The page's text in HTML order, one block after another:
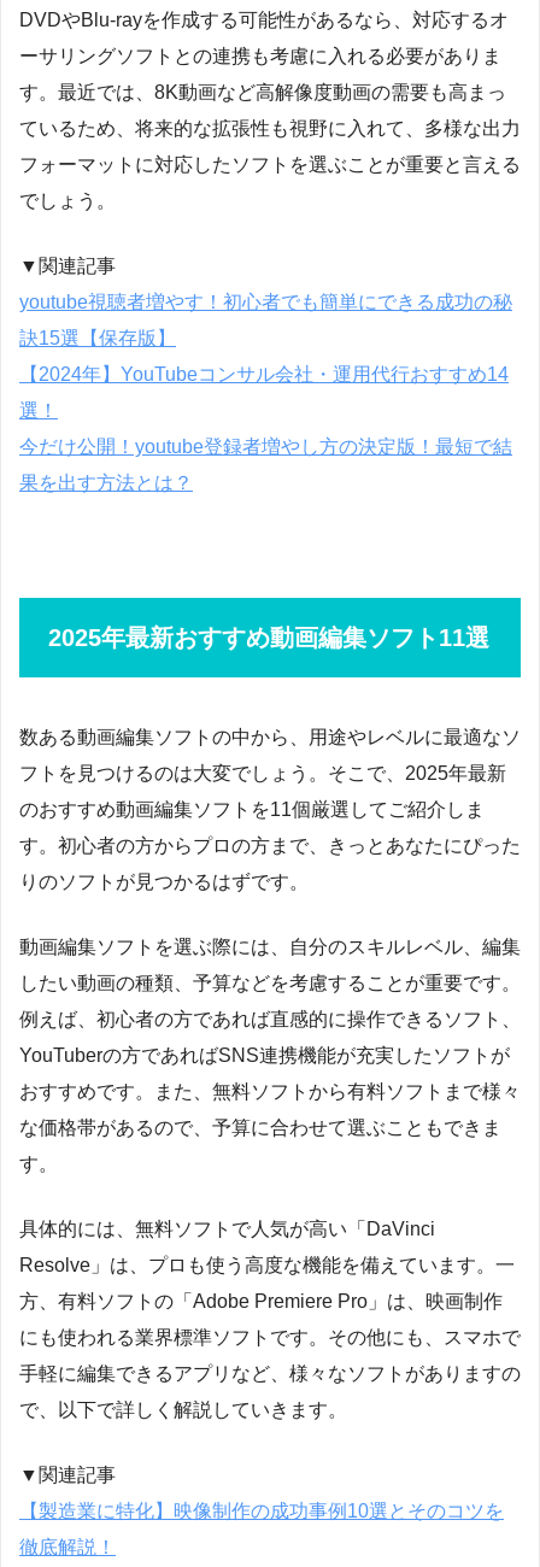
DVDやBlu-rayを作成する可能性があるなら、対応するオ
ーサリングソフトとの連携も考慮に入れる必要がありま
す。最近では、8K動画など高解像度動画の需要も高まっ
ているため、将来的な拡張性も視野に入れて、多様な出力
フォーマットに対応したソフトを選ぶことが重要と言える
でしょう。
▼関連記事
youtube視聴者増やす！初心者でも簡単にできる成功の秘
訣15選【保存版】
【2024年】YouTubeコンサル会社・運用代行おすすめ14
選！
今だけ公開！youtube登録者増やし方の決定版！最短で結
果を出す方法とは？
2025年最新おすすめ動画編集ソフト11選
数ある動画編集ソフトの中から、用途やレベルに最適なソ
フトを見つけるのは大変でしょう。そこで、2025年最新
のおすすめ動画編集ソフトを11個厳選してご紹介しま
す。初心者の方からプロの方まで、きっとあなたにぴった
りのソフトが見つかるはずです。
動画編集ソフトを選ぶ際には、自分のスキルレベル、編集
したい動画の種類、予算などを考慮することが重要です。
例えば、初心者の方であれば直感的に操作できるソフト、
YouTuberの方であればSNS連携機能が充実したソフトが
おすすめです。また、無料ソフトから有料ソフトまで様々
な価格帯があるので、予算に合わせて選ぶこともできま
す。
具体的には、無料ソフトで人気が高い「DaVinci
Resolve」は、プロも使う高度な機能を備えています。一
方、有料ソフトの「Adobe Premiere Pro」は、映画制作
にも使われる業界標準ソフトです。その他にも、スマホで
手軽に編集できるアプリなど、様々なソフトがありますの
で、以下で詳しく解説していきます。
▼関連記事
【製造業に特化】映像制作の成功事例10選とそのコツを
徹底解説！